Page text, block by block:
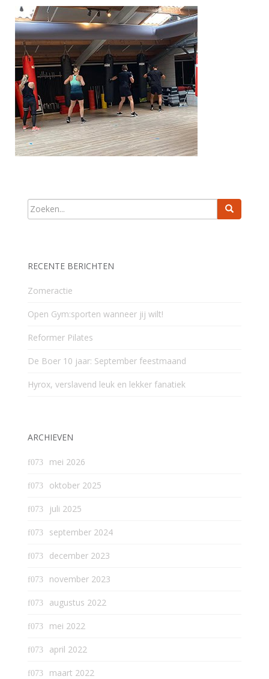
RECENTE BERICHTEN
Zomeractie
Open Gym:sporten wanneer jij wilt!
Reformer Pilates
De Boer 10 jaar: September feestmaand
Hyrox, verslavend leuk en lekker fanatiek
ARCHIEVEN
mei 2026
oktober 2025
juli 2025
september 2024
december 2023
november 2023
augustus 2022
mei 2022
april 2022
maart 2022